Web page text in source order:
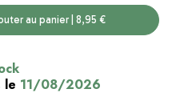
Ajouter au panier | 8,95 €
le 11/08/2026